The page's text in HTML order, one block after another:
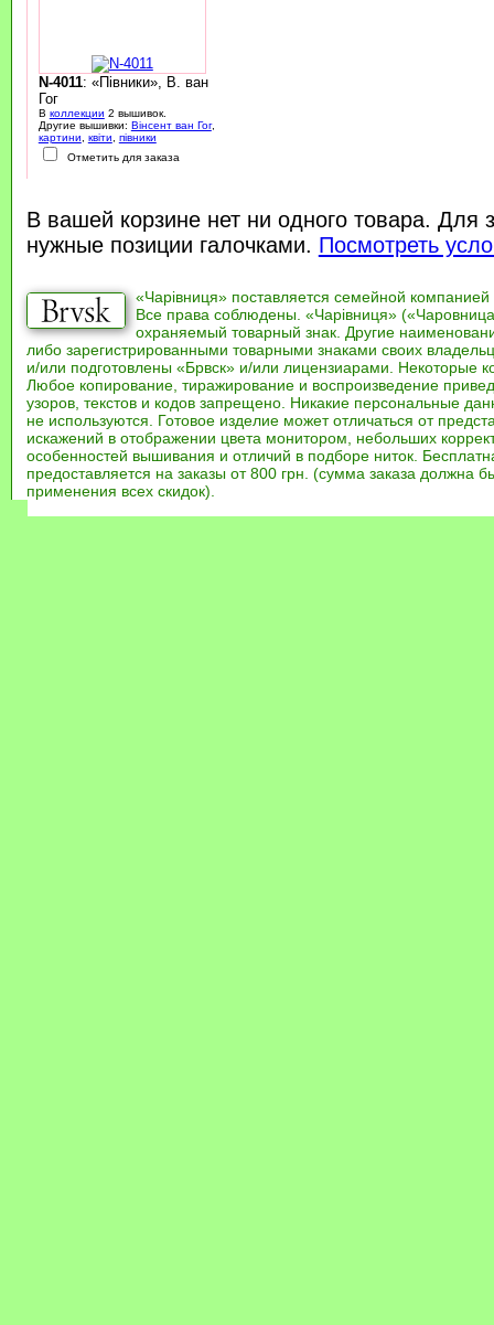
N-4011: «Півники», В. ван
Гог
В коллекции 2 вышивок.
Другие вышивки: Вінсент ван Гог,
картини
квіти
півники
Отметить для заказа
В вашей корзине нет ни одного товара. Для
нужные позиции галочками. Посмотреть
«Чарівниця» поставляется семейной компанией
Все права соблюдены. «Чарівниця»
охраняемый товарный знак. Другие
либо зарегистрированными товарными знаками своих
и/или подготовлены «Брвск» и/или лицензиарами. Некоторые
Любое копирование, тиражирование и воспроизведение
узоров, текстов и кодов запрещено. Никакие персональные
не используются. Готовое изделие может отличаться от
искажений в отображении цвета монитором, небольших
особенностей вышивания и отличий в подборе ниток.
предоставляется на заказы от 800 грн. (сумма заказа должна
применения всех скидок).